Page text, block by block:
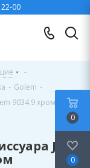
00
-
- Golem -
9034.9 хром
Jika
0
0